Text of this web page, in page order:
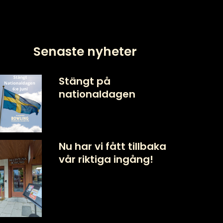
Senaste nyheter
Stängt på
nationaldagen
Nu har vi fått tillbaka
vår riktiga ingång!